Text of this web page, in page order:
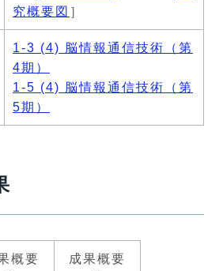
究概要図 ］
1-3 (4) 脳情報通信技術（第
4期）
1-5 (4) 脳情報通信技術（第
5期）
概要
成果概要